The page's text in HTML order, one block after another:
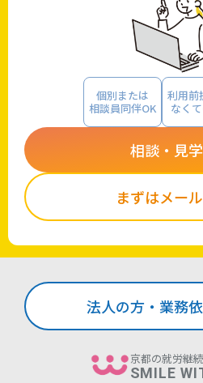
個別または
相談員同伴OK
利用前
なく
相談・見
まずはメー
京都の就労継
SMILE
法人の方・業務